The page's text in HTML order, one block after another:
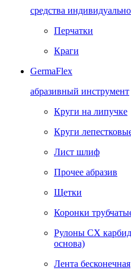
средства
Перчатки
Краги
GermaFlex
абразивный инструмент
Круги на липучке
Круги
Лист шлиф
Прочее абразив
Щетки
Коронки
Рулоны CX
основа)
Лента бесконечная